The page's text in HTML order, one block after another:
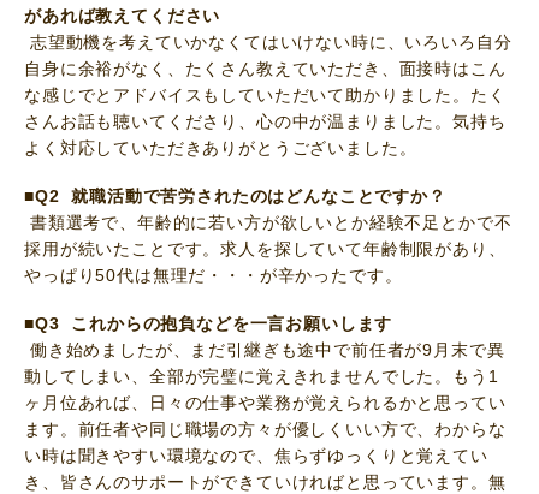
があれば教えてください
志望動機を考えていかなくてはいけない時に、いろいろ自分
自身に余裕がなく、たくさん教えていただき、面接時はこん
な感じでとアドバイスもしていただいて助かりました。たく
さんお話も聴いてくださり、心の中が温まりました。気持ち
よく対応していただきありがとうございました。
■Q2 就職活動で苦労されたのはどんなことですか？
書類選考で、年齢的に若い方が欲しいとか経験不足とかで不
採用が続いたことです。求人を探していて年齢制限があり、
やっぱり50代は無理だ・・・が辛かったです。
■Q3 これからの抱負などを一言お願いします
働き始めましたが、まだ引継ぎも途中で前任者が9月末で異
動してしまい、全部が完璧に覚えきれませんでした。もう1
ヶ月位あれば、日々の仕事や業務が覚えられるかと思ってい
ます。前任者や同じ職場の方々が優しくいい方で、わからな
い時は聞きやすい環境なので、焦らずゆっくりと覚えてい
き、皆さんのサポートができていければと思っています。無